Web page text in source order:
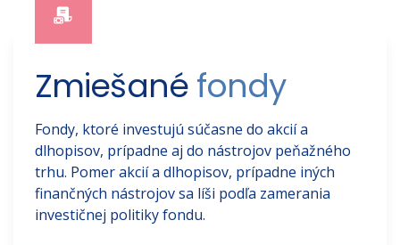
Zmiešané fondy
Fondy, ktoré investujú súčasne do akcií a
dlhopisov, prípadne aj do nástrojov peňažného
trhu. Pomer akcií a dlhopisov, prípadne iných
finančných nástrojov sa líši podľa zamerania
investičnej politiky fondu.